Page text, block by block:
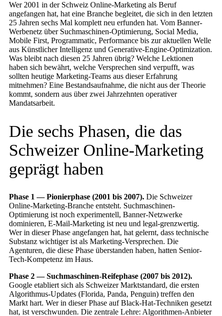
Wer 2001 in der Schweiz Online-Marketing als Beruf
angefangen hat, hat eine Branche begleitet, die sich in den letzten
25 Jahren sechs Mal komplett neu erfunden hat. Vom Banner-
Werbenetz über Suchmaschinen-Optimierung, Social Media,
Mobile First, Programmatic, Performance bis zur aktuellen Welle
aus Künstlicher Intelligenz und Generative-Engine-Optimization.
Was bleibt nach diesen 25 Jahren übrig? Welche Lektionen
haben sich bewährt, welche Versprechen sind verpufft, was
sollten heutige Marketing-Teams aus dieser Erfahrung
mitnehmen? Eine Bestandsaufnahme, die nicht aus der Theorie
kommt, sondern aus über zwei Jahrzehnten operativer
Mandatsarbeit.
Die sechs Phasen, die das
Schweizer Online-Marketing
geprägt haben
Phase 1 — Pionierphase (2001 bis 2007). Die Schweizer
Online-Marketing-Branche entsteht. Suchmaschinen-
Optimierung ist noch experimentell, Banner-Netzwerke
dominieren, E-Mail-Marketing ist neu und legal-grenzwertig.
Wer in dieser Phase angefangen hat, hat gelernt, dass technische
Substanz wichtiger ist als Marketing-Versprechen. Die
Agenturen, die diese Phase überstanden haben, hatten Senior-
Tech-Kompetenz im Haus.
Phase 2 — Suchmaschinen-Reifephase (2007 bis 2012).
Google etabliert sich als Schweizer Marktstandard, die ersten
Algorithmus-Updates (Florida, Panda, Penguin) treffen den
Markt hart. Wer in dieser Phase auf Black-Hat-Techniken gesetzt
hat, ist verschwunden. Die zentrale Lehre: Algorithmen-Anbieter